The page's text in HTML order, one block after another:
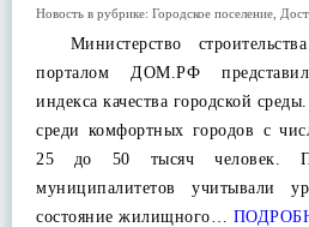
Новость в рубрике: Городское поселение
Министерство
порталом ДОМ.РФ
индекса качества городской
среди комфортных городов с
25 до 50 тысяч человек.
муниципалитетов учитывали
состояние жилищного…